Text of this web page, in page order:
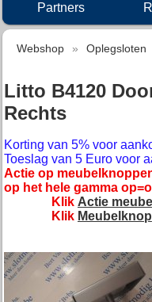
Partners
Webshop » Oplegsloten
Litto B4120
Rechts
Korting van 5% voor
Toeslag van 5 Euro voor
Actie op
op het hele gamma
Klik Actie
Klik